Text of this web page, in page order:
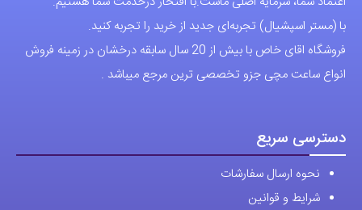
با (مستر اسپشیال) تجربه‌ای جدید از خرید را تجربه کنید.
فروشگاه اقای خاص با بیش از 20 سال سابقه درخشان در زمینه فروش
انواع ساعت مچی جزو تخصصی ترین مرجع میباشد .
دسترسی سریع
نحوه ارسال سفارشات
شرایط و قوانین